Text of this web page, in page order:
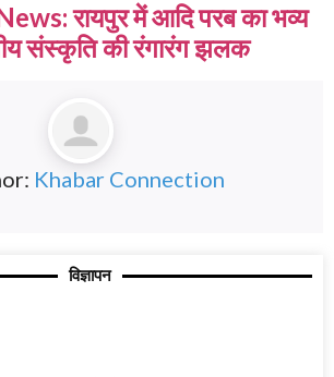
रायपुर में आदि परब का भव्य
संस्कृति की रंगारंग झलक
Khabar Connection
विज्ञापन